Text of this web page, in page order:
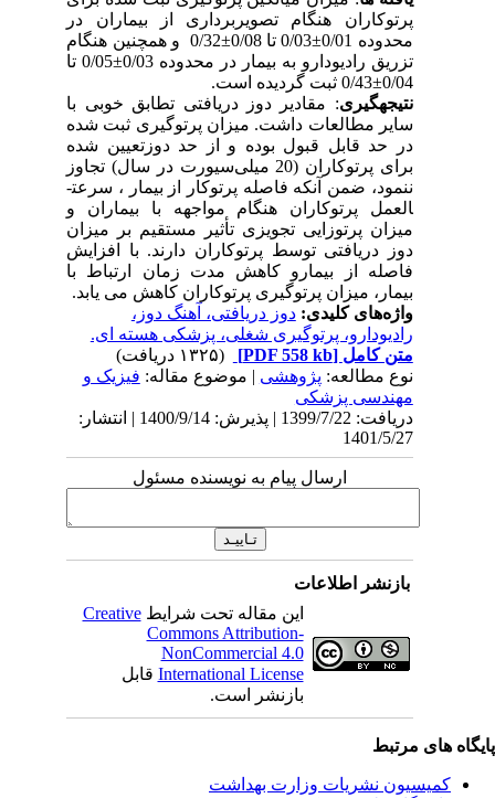
پرتوکاران هنگام تصویربرداری از بیماران در
محدوده 0/01±0/03 تا 0/08±0/32 و همچنین هنگام
تزریق رادیودارو به بیمار در محدوده 0/03±0/05 تا
0/04±0/43 ثبت گردیده است.
نتیجه­گیری: مقادیر دوز دریافتی تطابق خوبی با
سایر مطالعات داشت. میزان پرتوگیری ثبت شده
در حد قابل قبول بوده و از حد دوزتعیین شده
برای پرتوکاران (20 میلی
سیورت در سال) تجاوز
ننمود، ضمن آنکه فاصله پرتوکار از بیمار ، سرعت­
العمل پرتوکاران هنگام مواجهه با بیماران و
میزان پرتوزایی تجویزی تأثیر مستقیم بر میزان
دوز دریافتی توسط پرتوکاران دارند. با افزایش
فاصله از بیمارو کاهش مدت زمان ارتباط با
بیمار، میزان پرتوگیری پرتوکاران کاهش می یابد.
واژه‌های کلیدی:دوز دریافتی، آهنگ دوز،
رادیودارو، پرتوگیری شغلی، پزشکی هسته ای.
متن کامل[PDF 558 kb]
نوع مطالعه:پژوهشی| موضوع مقاله:فیزیک و
مهندسی پزشکی
دریافت: 1399/7/22 | پذیرش: 1400/9/14 | انتشار:
1401/5/27
ارسال پیام به نویسنده مسئول
بازنشر اطلاعات
این مقاله تحت شرایطCreative
Commons Attribution-
NonCommercial 4.0
International Licenseقابل
بازنشر است.
های مرتبط
کمیسیون نشریات وزارت بهداشت